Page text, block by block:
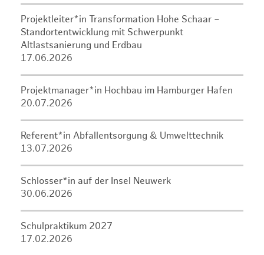
Projektleiter*in Transformation Hohe Schaar –
Standortentwicklung mit Schwerpunkt
Altlastsanierung und Erdbau
17.06.2026
Projektmanager*in Hochbau im Hamburger Hafen
20.07.2026
Referent*in Abfallentsorgung & Umwelttechnik
13.07.2026
Schlosser*in auf der Insel Neuwerk
30.06.2026
Schulpraktikum 2027
17.02.2026